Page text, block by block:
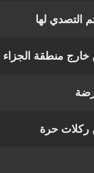
التصدي لها
منطقة الجزاء
ركلات حرة